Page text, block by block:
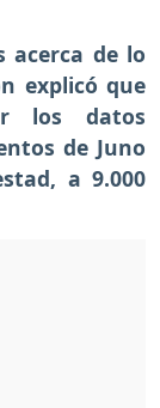
acerca de lo
explicó que
los datos
de Juno
a 9.000